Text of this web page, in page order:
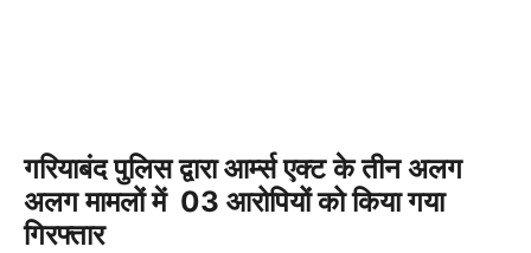
गरियाबंद पुलिस द्वारा आर्म्स एक्ट के तीन अलग
अलग मामलों में 03 आरोपियों को किया गया
गिरफ्तार